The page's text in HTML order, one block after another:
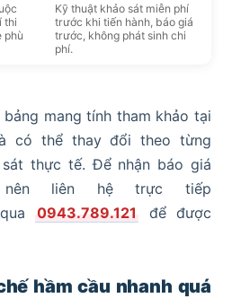
thi
phù
Kỹ thuật khảo sát miễn phí
trước khi tiến hành, báo giá
trước, không phát sinh chi
phí.
mang tính tham khảo tại
có thể thay đổi theo từng
thực tế. Để nhận báo giá
nên liên hệ trực tiếp
0943.789.121
để được
hầm cầu nhanh quá